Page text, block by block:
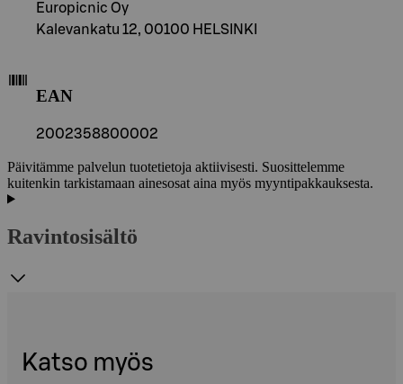
Europicnic Oy
Kalevankatu 12, 00100 HELSINKI
EAN
2002358800002
Päivitämme palvelun tuotetietoja aktiivisesti. Suosittelemme
kuitenkin tarkistamaan ainesosat aina myös myyntipakkauksesta.
Ravintosisältö
Katso myös